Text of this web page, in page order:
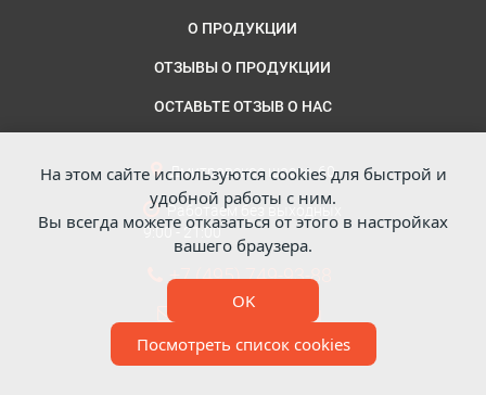
О ПРОДУКЦИИ
ОТЗЫВЫ О ПРОДУКЦИИ
ОСТАВЬТЕ ОТЗЫВ О НАС
Дмитровское шоссе, 60
Работаем без выходных
9:00 - 21:00
+7 (495) 749-93-88
info@nikastal.ru
На этом сайте используются cookies для быстрой и
удобной работы с ним.
Вы всегда можете отказаться от этого в настройках
вашего браузера.
OK
Посмотреть список cookies